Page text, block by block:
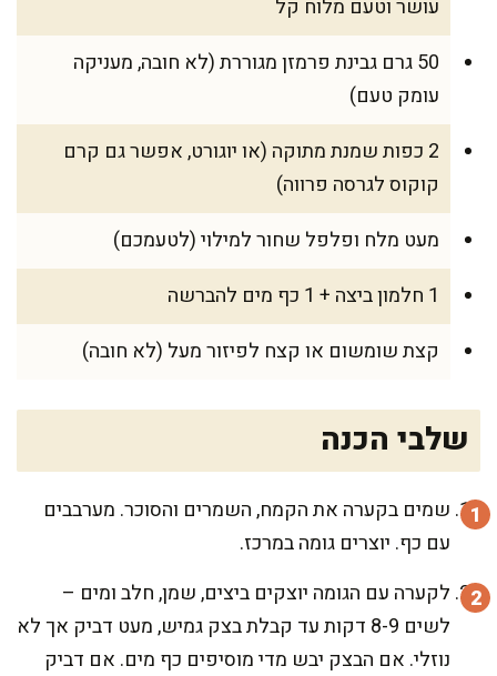
עושר וטעם מלוח קל
50 גרם גבינת פרמזן מגוררת (לא חובה, מעניקה
עומק טעם)
2 כפות שמנת מתוקה (או יוגורט, אפשר גם קרם
קוקוס לגרסה פרווה)
מעט מלח ופלפל שחור למילוי (לטעמכם)
1 חלמון ביצה + 1 כף מים להברשה
קצת שומשום או קצח לפיזור מעל (לא חובה)
שלבי הכנה
שמים בקערה את הקמח, השמרים והסוכר. מערבבים
עם כף. יוצרים גומה במרכז.
לקערה עם הגומה יוצקים ביצים, שמן, חלב ומים –
לשים 8-9 דקות עד קבלת בצק גמיש, מעט דביק אך לא
נוזלי. אם הבצק יבש מדי מוסיפים כף מים. אם דביק